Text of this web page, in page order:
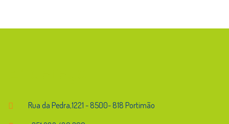
Rua da Pedra,1221 - 8500- 818 Portimão